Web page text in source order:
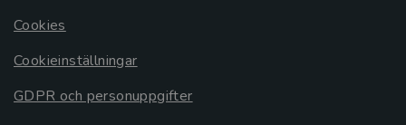
Cookies
Cookieinställningar
GDPR och personuppgifter